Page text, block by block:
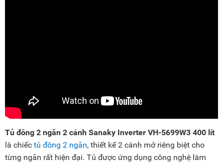
Tủ đông 2 ngăn 2 cánh Sanaky Inverter VH-5699W3 400 lít
là chiếc tủ đông 2 ngăn, thiết kế 2 cánh mở riêng biệt cho
từng ngăn rất hiện đại. Tủ được ứng dụng công nghệ làm